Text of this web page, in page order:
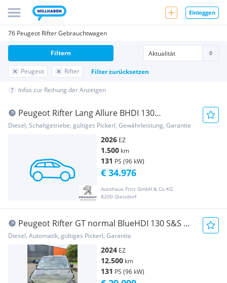
Einloggen
76 Peugeot Rifter Gebrauchtwagen
Peugeot Rifter Filter zurücksetzen
Filtern
Infos zur Reihung der Anzeigen
Peugeot Rifter Lang Allure BHDI 130
"Dezember verfügbar...
Diesel, Schaltgetriebe, gültiges Pickerl, Gewährleistung, Garantie
2026 EZ
1.500 km
131 PS (96 kW)
Autohaus Fritz GmbH & Co KG
8200 Gleisdorf
€ 34.976
Peugeot Rifter GT normal BlueHDI 130 S&S GT
EAT8
Diesel, Automatik, gültiges Pickerl, Garantie
2024 EZ
12.500 km
131 PS (96 kW)